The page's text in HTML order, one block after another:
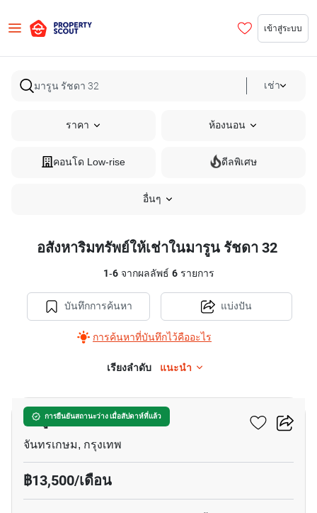
เข้าสู่ระบบ
เช่า
ราคา ห้องนอน
คอนโด Low-rise ดีลพิเศษ
อื่นๆ
อสังหาริมทรัพย์ให้เช่าในมารูน รัชดา 32
1-6จากผลลัพธ์ 6รายการ
บันทึกการค้นหา
การค้นหาที่บันทึกไว้คืออะไร
แบ่งปัน
เรียงลำดับ แนะนำ
การยืนยันสถานะว่าง เมื่อสัปดาห์ที่แล้ว
มารูน รัชดา 32
จันทรเกษม, กรุงเทพ
฿13,500/เดือน